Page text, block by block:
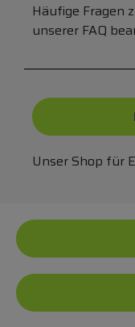
Häufige Fragen
unserer FAQ
Unser Shop für